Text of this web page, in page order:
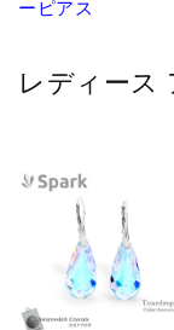
ーピアス
レディース